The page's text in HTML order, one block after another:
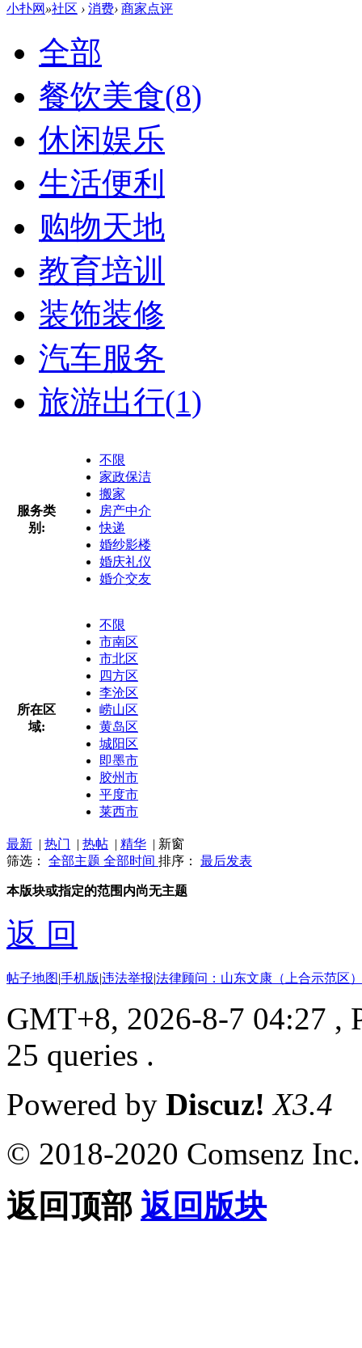
小扑网 »社区 › 消费› 商家点评
全部
餐饮美食(8)
休闲娱乐
生活便利
购物天地
教育培训
装饰装修
汽车服务
旅游出行(1)
服务类
别:
不限
家政保洁
搬家
房产中介
快递
婚纱影楼
婚庆礼仪
婚介交友
所在区
域:
不限
市南区
市北区
四方区
李沧区
崂山区
黄岛区
城阳区
即墨市
胶州市
平度市
莱西市
最新 | 热门 | 热帖 | 精华 | 新窗
筛选： 全部主题 全部时间 排序： 最后发表
本版块或指定的范围内尚无主题
返 回
帖子地图|手机版|违法举报|法律顾问：山东文康（上合示范区
GMT+8, 2026-8-7 04:27 ,
25 queries .
Powered by Discuz! X3.4
© 2018-2020 Comsenz Inc.
返回顶部 返回版块